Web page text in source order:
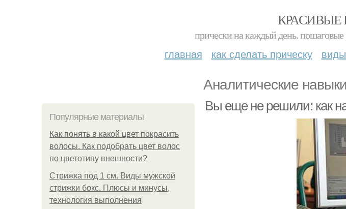
КРАСИВЫЕ
прически на каждый день. пошаговые
главная как сделать прическу
Аналитические навыки
Популярные материалы
Как понять в какой цвет покрасить
волосы. Как подобрать цвет волос
по цветотипу внешности?
Стрижка под 1 см. Виды мужской
стрижки бокс. Плюсы и минусы,
технология выполнения
Вы еще не решили: как